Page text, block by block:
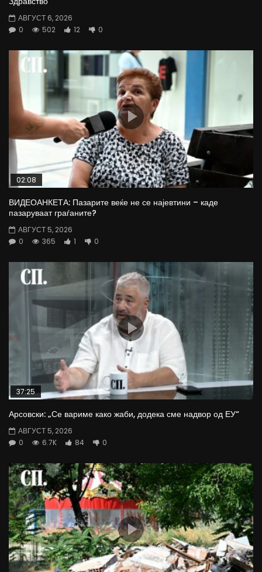
АВГУСТ 6, 2026
0
502 12 0
02:08
ВИДЕОАНКЕТА: Пазарите веќе не се најевтини – каде
пазаруваат граѓаните?
АВГУСТ 5, 2026
0
365 1 0
37:25
Арсовски: „Се вариме како жаби, додека сме надвор од ЕУ“
АВГУСТ 5, 2026
0
6.7K 84 0